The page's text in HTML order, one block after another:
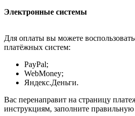
Электронные системы
Для оплаты вы можете
платёжных систем:
PayPal;
WebMoney;
Яндекс.Деньги.
Вас перенаправит на страницу
инструкциям, заполните